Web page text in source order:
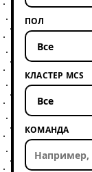
ПОЛ
КЛАСТЕР MCS
КОМАНДА